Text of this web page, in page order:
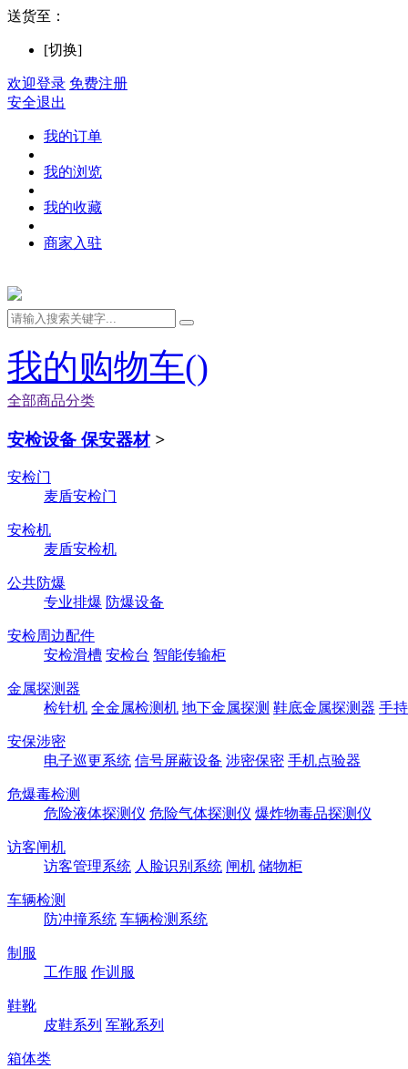
送货至：
[切换]
欢迎登录 免费注册
安全退出
我的订单
我的浏览
我的收藏
商家入驻
我的购物车()
全部商品分类
安检设备 保安器材 >
安检门
麦盾安检门
安检机
麦盾安检机
公共防爆
专业排爆 防爆设备
安检周边配件
安检滑槽 安检台 智能传输柜
金属探测器
检针机 全金属检测机 地下金属探测 鞋底金属探测器 手
安保涉密
电子巡更系统 信号屏蔽设备 涉密保密 手机点验器
危爆毒检测
危险液体探测仪 危险气体探测仪 爆炸物毒品探测仪
访客闸机
访客管理系统 人脸识别系统 闸机 储物柜
车辆检测
防冲撞系统 车辆检测系统
制服
工作服 作训服
鞋靴
皮鞋系列 军靴系列
箱体类